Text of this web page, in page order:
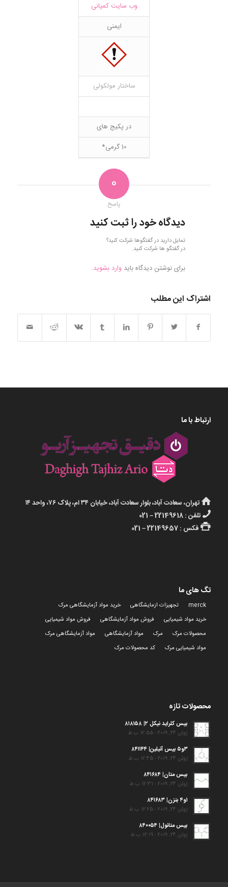
وب سایت کمپانی
ایمنی
ساختار مولکولی
در پکیج های
10 گرمی*
0
پاسخ
دیدگاه خود را ثبت کنید
تمایل دارید در گفتگوها شرکت کنید؟
در گفتگو ها شرکت کنید.
برای نوشتن دیدگاه باید وارد بشوید.
اشتراک این مطلب
ارتباط با ما
تهران، سعادت آباد، بلوار سعادت آباد، خیابان ۳۴ ام، پلاک ۷۶، واحد ۱۴
تلفن : 22149618 – 021
فکس : 22149657 – 021
تگ های ما
merck تجهیزات ازمایشگاهی
خرید مواد آزمایشگاهی مرک
خرید مواد شیمیایی
فروش مواد آزمایشگاهی
فروش مواد شیمیایی
محصولات مرک
مرک مواد آزمایشگاهی
مواد آزمایشگاهی مرک
مواد شیمیایی مرک
کد محصولات مرک
محصولات تازه
بیس کلراید نیکل ۲| ۸۱۸۱۵۸
ژوئن 24, 2019 - 12:55 ب.ظ
۳و۵ بیس آنیلین| ۸۴۱۱۴۴
ژوئن 24, 2019 - 12:45 ب.ظ
بیس متان| ۸۴۱۶۸۴
ژوئن 24, 2019 - 12:31 ب.ظ
۱و۴ بنزن| ۸۴۱۶۸۳
ژوئن 24, 2019 - 12:25 ب.ظ
بیس متانول| ۸۴۰۰۵۴
ژوئن 24, 2019 - 12:19 ب.ظ